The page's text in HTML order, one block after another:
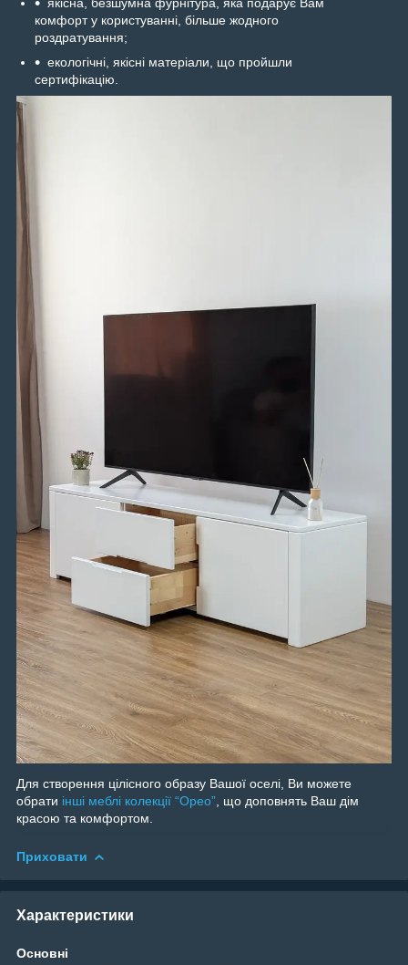
комфорт у користуванні, більше жодного
роздратування;
екологічні, якісні матеріали, що пройшли
сертифікацію.
Для створення цілісного образу Вашої оселі, Ви можете
обрати інші меблі колекції “Орео” , що доповнять Ваш дім
красою та комфортом.
Приховати
Характеристики
Основні